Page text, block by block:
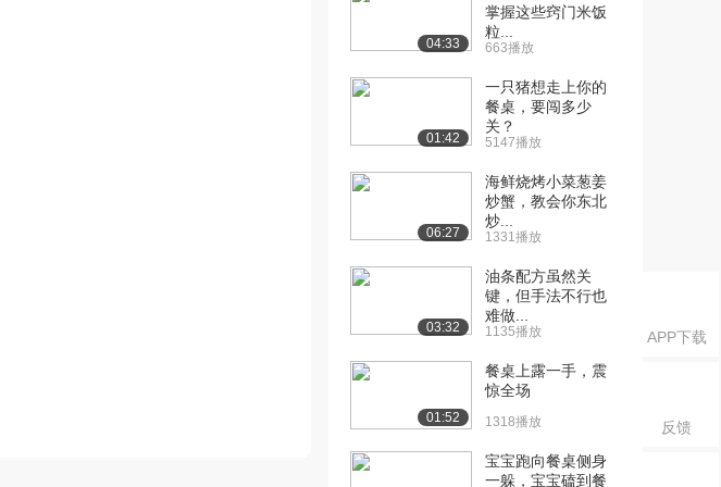
APP下载
反馈
04:33
掌握这些窍门米饭
粒...
663播放
01:42
一只猪想走上你的
餐桌，要闯多少
关？
5147播放
06:27
海鲜烧烤小菜葱姜
炒蟹，教会你东北
炒...
1331播放
03:32
油条配方虽然关
键，但手法不行也
难做...
1135播放
01:52
餐桌上露一手，震
惊全场
1318播放
宝宝跑向餐桌侧身
一躲，宝宝磕到餐